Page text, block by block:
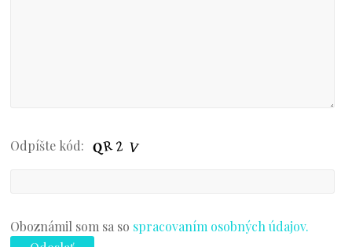
Odpíšte kód:
Oboznámil som sa so spracovaním osobných údajov.